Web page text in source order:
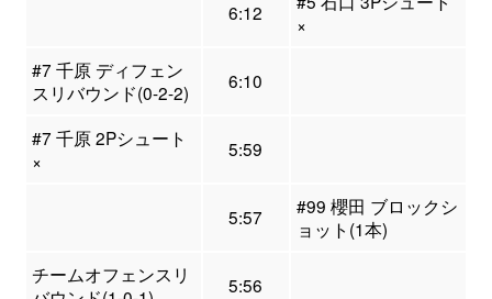
6:12
×
#7 千原 ディフェン
スリバウンド(0-2-2)
6:10
#7 千原 2Pシュート
×
5:59
5:57
#99 櫻田 ブロックシ
ョット(1本)
チームオフェンスリ
5:56